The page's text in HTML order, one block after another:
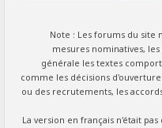
Note : Les forums du site
mesures nominatives,
générale les textes
comme les décisions
ou des recrutements, les
La version en français n'était